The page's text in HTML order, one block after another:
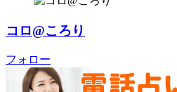
コロ@ころり
フォロー